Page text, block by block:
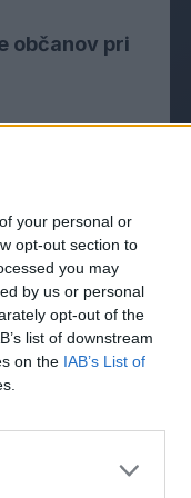
your personal or
opt-out section to
you may
by us or personal
opt-out of the
list of downstream
on the IAB’s List of
občanov pri
za leto
Velenje,